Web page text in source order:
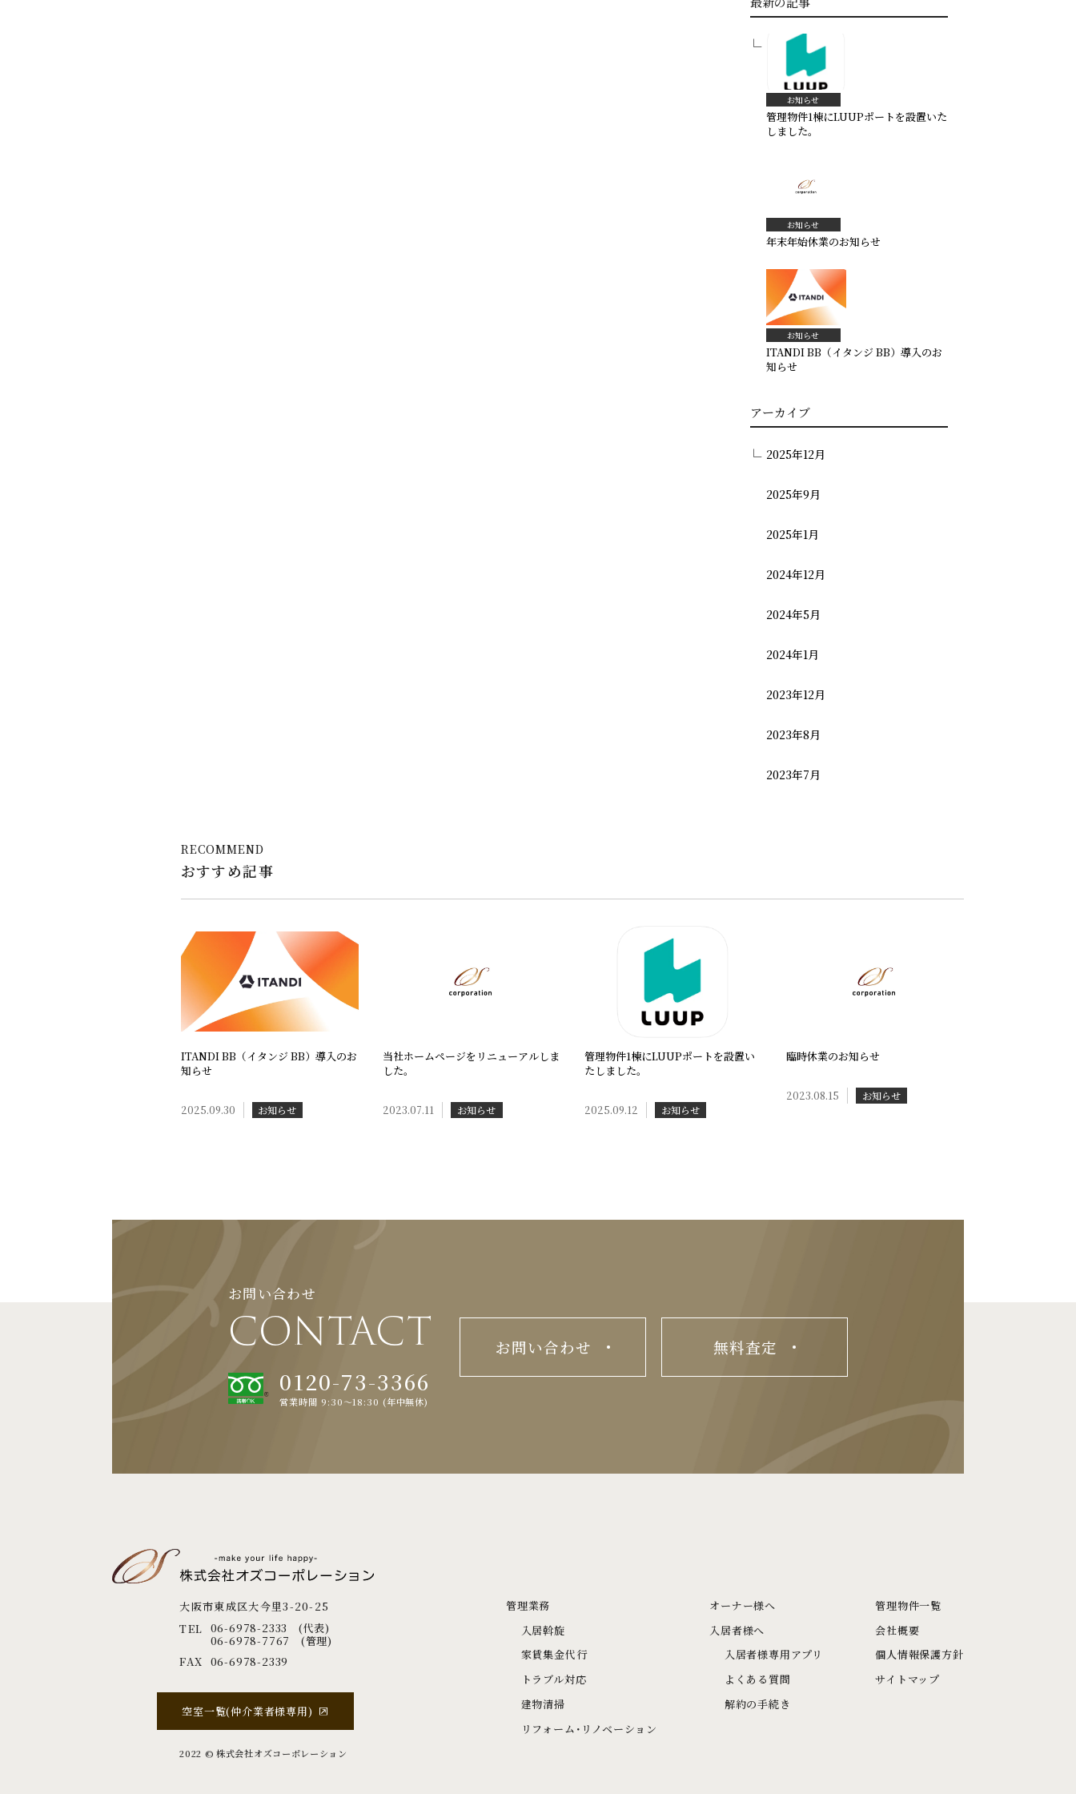
お知らせ
管理物件1棟にLUUPポートを設置いた
しました。
お知らせ
年末年始休業のお知らせ
お知らせ
ITANDI BB（イタンジ BB）導入のお
知らせ
アーカイブ
2025年12月
2025年9月
2025年1月
2024年12月
2024年5月
2024年1月
2023年12月
2023年8月
2023年7月
RECOMMEND
おすすめ記事
ITANDI BB（イタンジ BB）導入のお
知らせ
2025.09.30 お知らせ
当社ホームページをリニューアルしま
した。
2023.07.11 お知らせ
管理物件1棟にLUUPポートを設置い
たしました。
2025.09.12 お知らせ
臨時休業のお知らせ
2023.08.15 お知らせ
お問い合わせ
CONTACT
0120-73-3366
営業時間 9:30～18:30 (年中無休)
お問い合わせ 無料査定
大阪市東成区大今里3-20-25
TEL 06-6978-2333 (代表)
06-6978-7767 (管理)
FAX 06-6978-2339
空室一覧(仲介業者様専用)
2022 ©︎ 株式会社オズコーポレーション
管理業務
入居斡旋
家賃集金代行
トラブル対応
建物清掃
リフォーム･リノベーション
オーナー様へ
入居者様へ
入居者様専用アプリ
よくある質問
解約の手続き
管理物件一覧
会社概要
個人情報保護方針
サイトマップ